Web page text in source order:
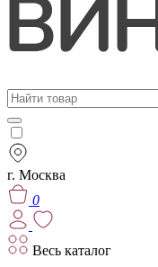
г. Москва
0
Весь каталог